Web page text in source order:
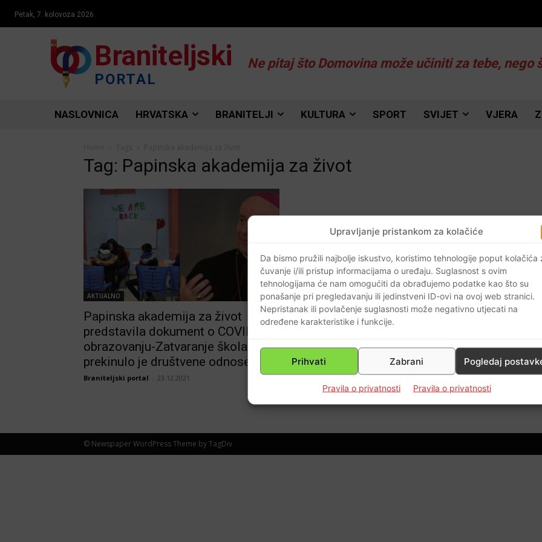
Upravljanje pristankom za kolačiće
Da bismo pružili najbolje iskustvo, koristimo tehnologije poput kolačića
čuvanje i/ili pristup informacijama o uređaju. Suglasnost s ovim
tehnologijama će nam omogućiti da obrađujemo podatke kao što su
ponašanje pri pregledavanju ili jedinstveni ID-ovi na ovoj web stranici.
Nepristanak ili povlačenje suglasnosti može negativno utjecati na
određene karakteristike i funkcije.
Prihvati Zabrani Pogledaj
Pravila o privatnosti Pravila o privatnosti
Petak, 7. kolovoza 2026.
Braniteljski
PORTAL
Ne pitaj što Domovina može učiniti za tebe, nego
NASLOVNICA HRVATSKA BRANITELJI KULTURA SPORT SVIJET VJERA
Tag: Papinska akademija za život
AKTUALNO
Papinska akademija za život
predstavila dokument o COVID-19 i
obrazovanju-Zatvaranje škola
prekinulo je društvene odnose
Braniteljski portal 23.12.2021
© Newspaper WordPress Theme by TagDiv